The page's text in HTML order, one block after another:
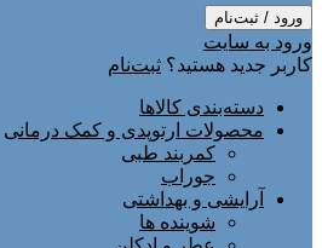
ورود / ثبت‌نام
ورود به سایت
کاربر جدید هستید؟ ثبت‌نام
دسته‌بندی کالاها
محصولات ارتوپدی و کمک درمانی
کمربند طبی
جوراب
آرایشی و بهداشتی
شوینده ها